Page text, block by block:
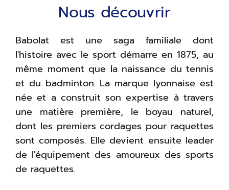
Nous découvrir
Babolat est une saga familiale dont
l'histoire avec le sport démarre en 1875, au
même moment que la naissance du tennis
et du badminton. La marque lyonnaise est
née et a construit son expertise à travers
une matière première, le boyau naturel,
dont les premiers cordages pour raquettes
sont composés. Elle devient ensuite leader
de l'équipement des amoureux des sports
de raquettes.